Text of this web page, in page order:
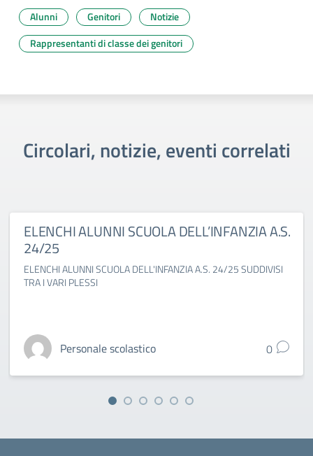
Alunni Genitori
Notizie
Rappresentanti di classe dei genitori
Circolari, notizie, eventi correlati
ELENCHI ALUNNI SCUOLA DELL’INFANZIA A.S.
24/25
ELENCHI ALUNNI SCUOLA DELL'INFANZIA A.S. 24/25 SUDDIVISI
TRA I VARI PLESSI
Personale scolastico 0